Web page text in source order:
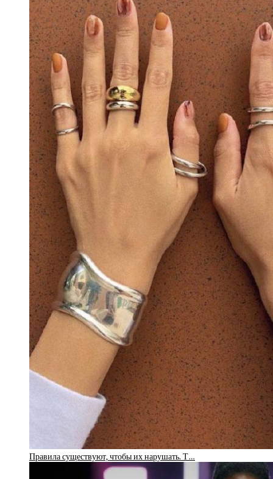
Правила существуют, чтобы их нарушать. Т…